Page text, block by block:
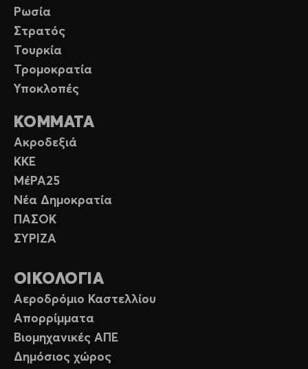
Ρωσία
Στρατός
Τουρκία
Τρομοκρατία
Υποκλοπές
ΚΟΜΜΑΤΑ
Ακροδεξιά
ΚΚΕ
ΜέΡΑ25
Νέα Δημοκρατία
ΠΑΣΟΚ
ΣΥΡΙΖΑ
ΟΙΚΟΛΟΓΙΑ
Αεροδρόμιο Καστελλίου
Απορρίμματα
Βιομηχανικές ΑΠΕ
Δημόσιος χώρος